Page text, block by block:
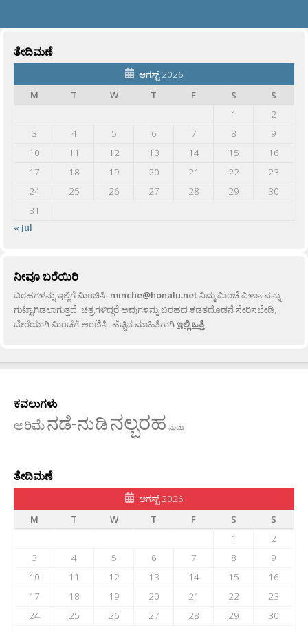
ತೇದಿಮಣೆ
ಆಗಸ್ಟ್ 2026
M
T W T F S
S
1
2
3
4 5 6 7 8
9
10
11 12 13 14 15
16
17
18 19 20 21 22
23
24
25 26 27 28 29
30
31
« Jul
ನೀವೂ ಬರೆಯಿರಿ
ಬರಹಗಳನ್ನು ಇಲ್ಲಿಗೆ ಮಿಂಚಿಸಿ: minche@honalu.netನಿಮ್ಮ ಮಿಂಚೆ ವಿಳಾಸವನ್ನು
ಗುಟ್ಟಾಗಿಡಲಾಗುತ್ತದೆ. ಚಿತ್ರಗಳಿದ್ದರೆ ಅವುಗಳನ್ನು ಬರಹದ ಕಡತದೊಡನೆ ಸೇರಿಸಬೇಡಿ,
ಬೇರೆಯಾಗಿ ಮಿಂಚೆಗೆ ಅಂಟಿಸಿ. ಹೆಚ್ಚಿನ ಮಾಹಿತಿಗಾಗಿಇಲ್ಲಿ ಒತ್ತಿ.
ಕವಲುಗಳು
ಅರಿಮೆನಡೆ-ನುಡಿನಲ್ಬರಹ ನಾಡು
ತೇದಿಮಣೆ
ಆಗಸ್ಟ್ 2026
M
T W T F S
S
1
2
3
4 5 6 7 8
9
10
11 12 13 14 15
16
17
18 19 20 21 22
23
24
25 26 27 28 29
30